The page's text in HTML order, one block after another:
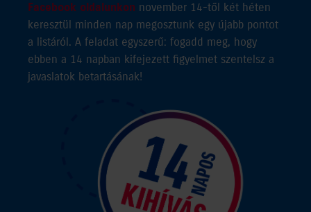
Facebook oldalunkon november 14-től két héten
keresztül minden nap megosztunk egy újabb pontot
a listáról. A feladat egyszerű: fogadd meg, hogy
ebben a 14 napban kifejezett figyelmet szentelsz a
javaslatok betartásának!